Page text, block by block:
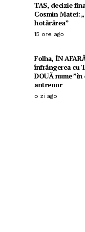
TAS, decizie
Cosmin Matei:
hotărârea”
15 ore ago
Folha, ÎN
înfrângerea cu
DOUĂ nume
antrenor
o zi ago